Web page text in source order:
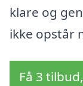
klare og
ikke opstår
Få 3